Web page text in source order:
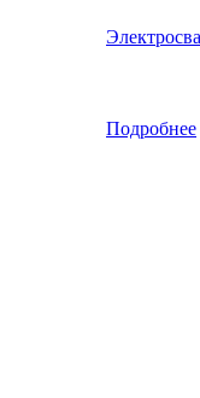
Подробнее